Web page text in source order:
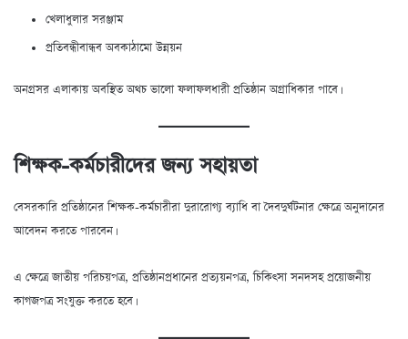
খেলাধুলার সরঞ্জাম
প্রতিবন্ধীবান্ধব অবকাঠামো উন্নয়ন
অনগ্রসর এলাকায় অবস্থিত অথচ ভালো ফলাফলধারী প্রতিষ্ঠান অগ্রাধিকার পাবে।
শিক্ষক-কর্মচারীদের জন্য সহায়তা
বেসরকারি প্রতিষ্ঠানের শিক্ষক-কর্মচারীরা দুরারোগ্য ব্যাধি বা দৈবদুর্ঘটনার ক্ষেত্রে অনুদানের
আবেদন করতে পারবেন।
এ ক্ষেত্রে জাতীয় পরিচয়পত্র, প্রতিষ্ঠানপ্রধানের প্রত্যয়নপত্র, চিকিৎসা সনদসহ প্রয়োজনীয়
কাগজপত্র সংযুক্ত করতে হবে।